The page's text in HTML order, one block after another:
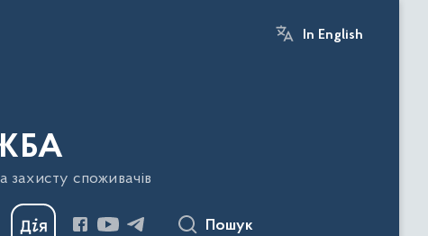
In English
захисту споживачів
Пошук